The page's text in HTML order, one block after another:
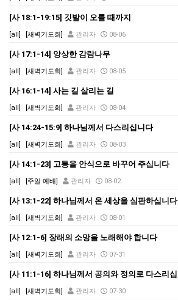
[사 18:1-19:15] 깃발이 오를 때까지
[all] [새벽기도회] 관리자 08-06
[사 17:1-14] 앙상한 감람나무
[all] [새벽기도회] 관리자 08-05
[사 16:1-14] 사는 길 살리는 길
[all] [새벽기도회] 관리자 08-04
[사 14:24-15:9] 하나님께서 다스리십니다
[all] [새벽기도회] 관리자 08-03
[사 14:1-23] 고통을 안식으로 바꾸어 주십니다
[all] [주일 예배] 관리자 08-02
[사 13:1-22] 하나님께서 온 세상을 심판하십니다
[all] [새벽기도회] 관리자 08-01
[사 12:1-6] 장래의 소망을 노래해야 합니다
[all] [새벽기도회] 관리자 07-31
[all] [새벽기도회] 관리자 07-30